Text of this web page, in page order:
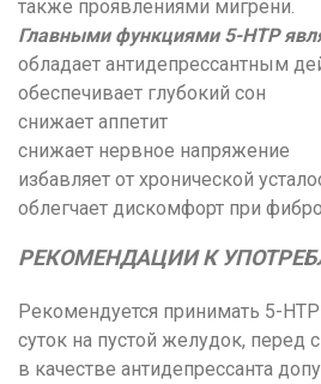
также проявлениями мигрени.
Главными функциями 5-HTP
обладает антидепрессантным
обеспечивает глубокий сон
снижает аппетит
снижает нервное напряжение
избавляет от хронической
облегчает дискомфорт при
РЕКОМЕНДАЦИИ К
Рекомендуется принимать 5-
суток на пустой желудок, перед
в качестве антидепрессанта